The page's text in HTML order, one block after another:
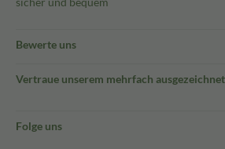
Bewerte uns
Vertraue unserem mehrfach
Folge uns